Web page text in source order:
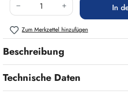
Produkt Anzahl: Gib den
In
Zum Merkzettel hinzufügen
Beschreibung
Technische Daten